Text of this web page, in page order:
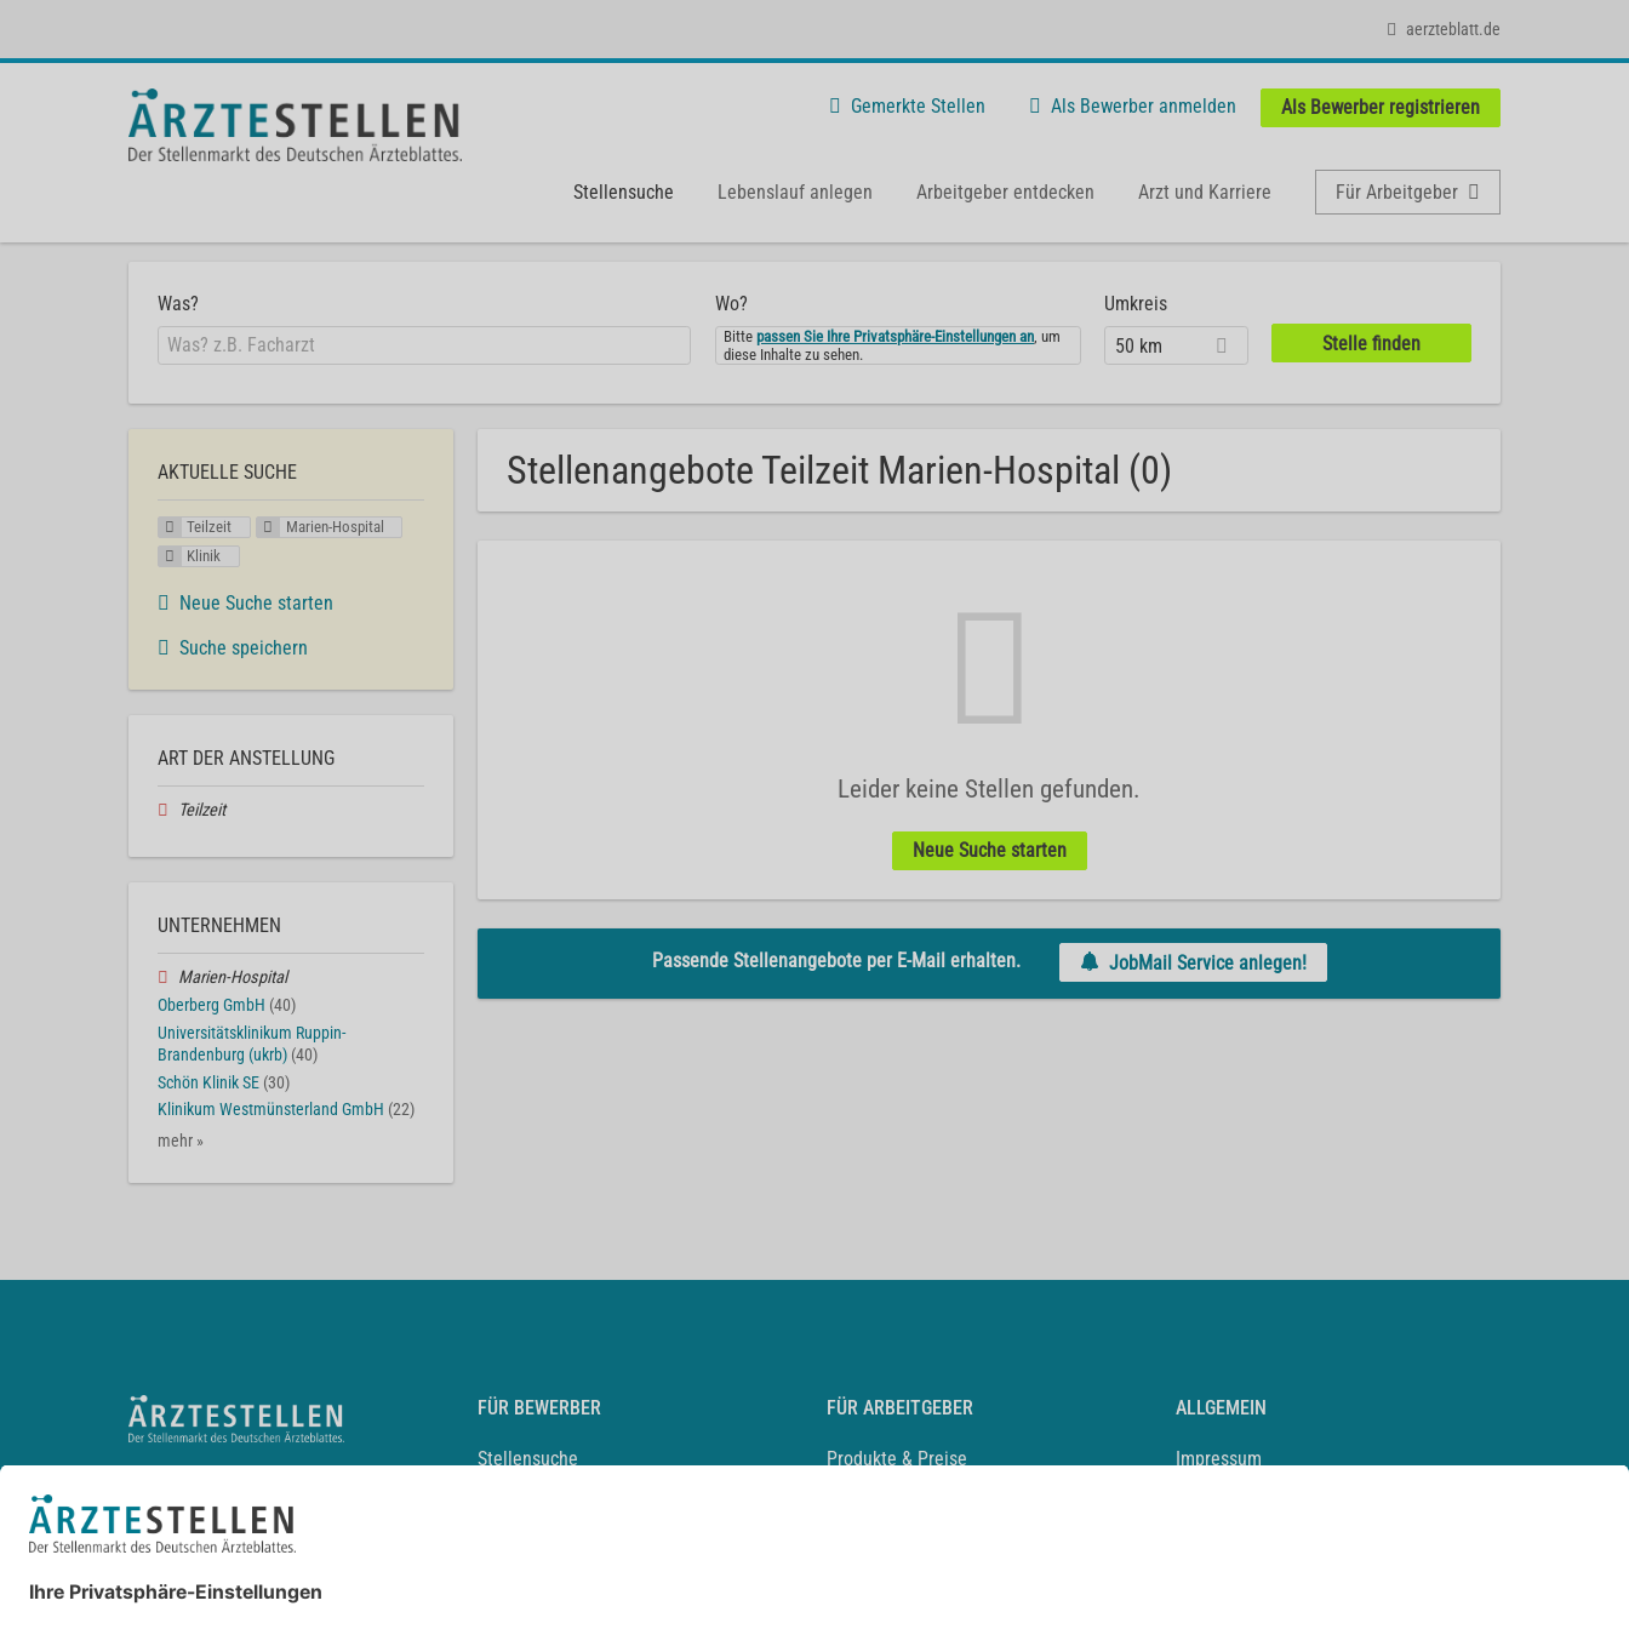
aerzteblatt.de
Gemerkte Stellen Als Bewerber anmelden Als Bewerber registrieren
Stellensuche Lebenslauf anlegen Arbeitgeber entdecken Arzt und Karriere Für Arbeitgeber
Was? Wo?
Bittepassen Sie Ihre Privatsphäre-Einstellungen an, um
diese Inhalte zu sehen.
Umkreis
50 km
Stellenangebote Teilzeit Marien-Hospital (0)
Leider keine Stellen gefunden.
Neue Suche starten
Passende Stellenangebote per E-Mail erhalten. JobMail Service anlegen!
AKTUELLE SUCHE
Teilzeit
Marien-Hospital
Klinik
Neue Suche starten
Suche speichern
ART DER ANSTELLUNG
Teilzeit
UNTERNEHMEN
Marien-Hospital
Oberberg GmbH (40)
Universitätsklinikum Ruppin-
Brandenburg (ukrb) (40)
Schön Klinik SE (30)
Klinikum Westmünsterland GmbH (22)
mehr »
FÜR BEWERBER
Stellensuche
FÜR ARBEITGEBER
Produkte & Preise
ALLGEMEIN
Impressum